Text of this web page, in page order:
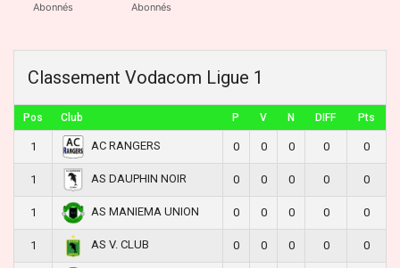
Abonnés Abonnés
Classement Vodacom Ligue 1
Pos Club P V N DIFF Pts
1 AC RANGERS 0 0 0 0 0
1 AS DAUPHIN NOIR 0 0 0 0 0
1 AS MANIEMA UNION 0 0 0 0 0
1 AS V. CLUB 0 0 0 0 0